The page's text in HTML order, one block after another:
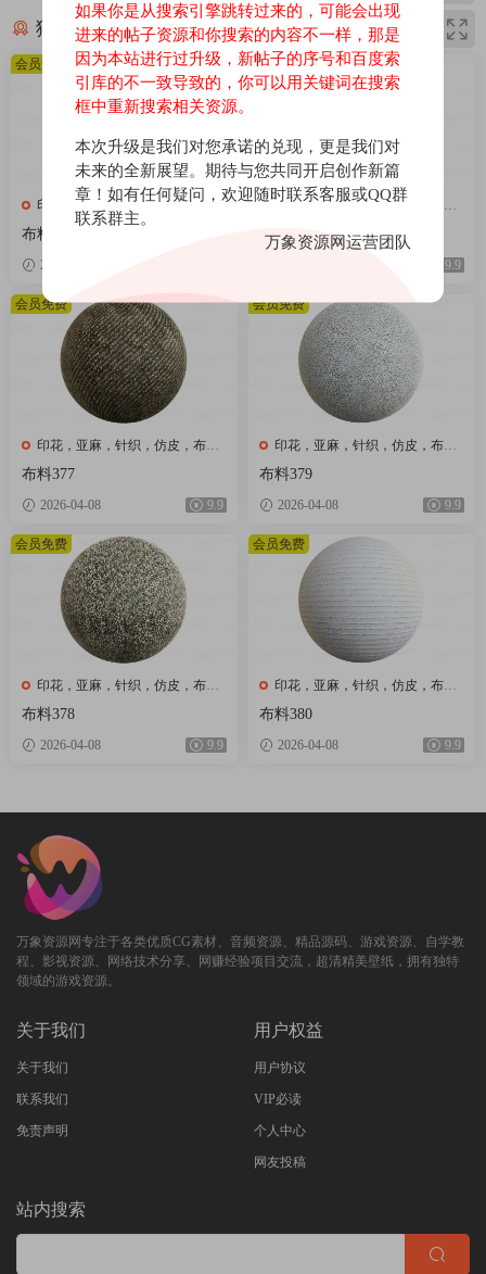
猜你喜欢
印花，亚麻，针织，仿皮，布
匹，家纺，绒布
布料376
2026-04-08
会员免费
印花，亚麻，针织，仿皮，布
布料375
9.9
会员免费
印花，亚麻，针织，仿皮，布
匹，家纺，绒布
布料377
2026-04-08 9.9
会员免费
印花，亚麻，针织，仿皮，布
匹，家纺，绒布
布料379
2026-04-08 9.9
会员免费
印花，亚麻，针织，仿皮，布
匹，家纺，绒布
布料378
2026-04-08 9.9
会员免费
印花，亚麻，针织，仿皮，布
匹，家纺，绒布
布料380
2026-04-08 9.9
会员免费
万象资源网专注于各类优质CG素材、音频资源、精品源码、游戏资源、自学教
程、影视资源、网络技术分享、网赚经验项目交流，超清精美壁纸，拥有独特
领域的游戏资源。
关于我们
关于我们
联系我们
免责声明
用户权益
用户协议
VIP必读
个人中心
网友投稿
站内搜索
如果你是从搜索引擎跳转过来的，可能会出现
进来的帖子资源和你搜索的内容不一样，那是
因为本站进行过升级，新帖子的序号和百度索
引库的不一致导致的，你可以用关键词在搜索
框中重新搜索相关资源。
本次升级是我们对您承诺的兑现，更是我们对
未来的全新展望。期待与您共同开启创作新篇
章！如有任何疑问，欢迎随时联系客服或QQ群
联系群主。
万象资源网运营团队